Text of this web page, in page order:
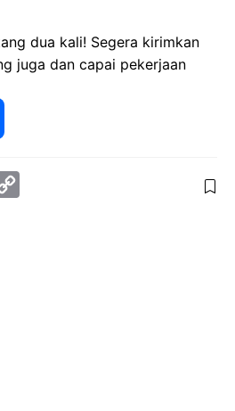
dua kali! Segera kirimkan
juga dan capai pekerjaan